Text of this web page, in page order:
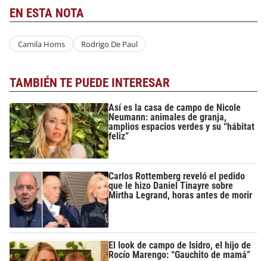
EN ESTA NOTA
Camila Homs Rodrigo De Paul
TAMBIÉN TE PUEDE INTERESAR
Así es la casa de campo de Nicole
Neumann: animales de granja,
amplios espacios verdes y su “hábitat
feliz”
Carlos Rottemberg reveló el pedido
que le hizo Daniel Tinayre sobre
Mirtha Legrand, horas antes de morir
El look de campo de Isidro, el hijo de
Rocío Marengo: “Gauchito de mamá”